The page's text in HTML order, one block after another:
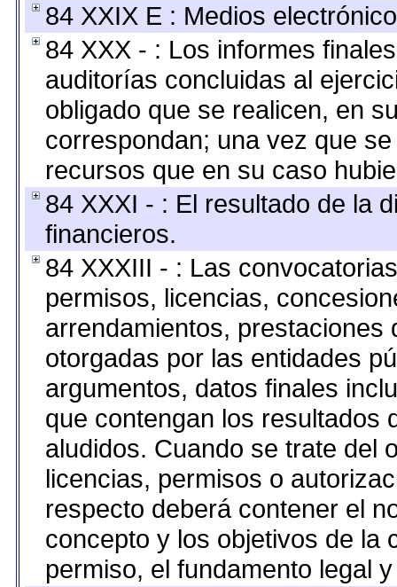
84 XXIX E : Medios
84 XXX - : Los informes
auditorías concluidas al
obligado que se realicen, en
correspondan; una vez que
recursos que en su caso
84 XXXI - : El resultado de la
financieros.
84 XXXIII - : Las
permisos, licencias,
arrendamientos,
otorgadas por las entidades
argumentos, datos finales
que contengan los resultados
aludidos. Cuando se trate del
licencias, permisos o
respecto deberá contener el
concepto y los objetivos de la
permiso, el fundamento legal